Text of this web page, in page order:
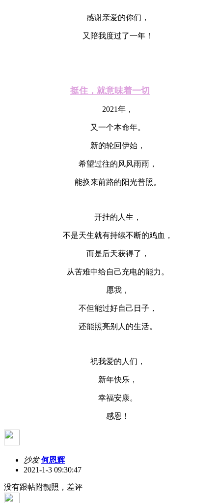
感谢亲爱的你们，
又陪我度过了一年！
挺住，就意味着一切
2021年，
又一个本命年。
新的轮回伊始，
希望过往的风风雨雨，
能换来前路的阳光普照。
开挂的人生，
不是天生就有持续不断的鸡血，
而是后天获得了，
从苦难中给自己充电的能力。
愿我，
不但能过好自己日子，
还能照亮别人的生活。
祝我爱的人们，
新年快乐，
幸福安康。
感恩！
沙发 何恩辉
2021-1-3 09:30:47
没有跟帖附靓照，差评